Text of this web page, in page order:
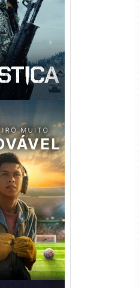
(2025) WEB-
Áudio
Improvável
WEB-DL 1080p
Áudio